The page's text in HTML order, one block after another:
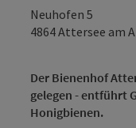
Neuhofen 5
4864Attersee am
Der Bienenhof
gelegen - entführt
Honigbienen.